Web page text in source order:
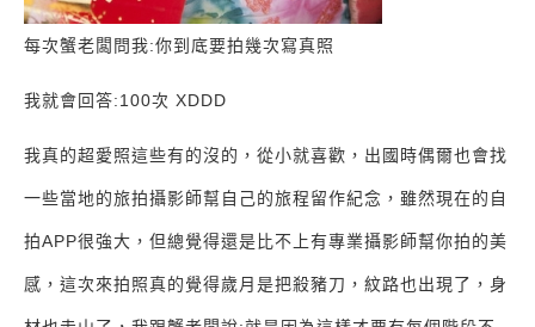
每次蟹老闆問我:你到底要拍幾次寫真照
我就會回答:100次 XDDD
我真的超愛照這些有的沒的，從小就喜歡，出國時偶爾也會找
一些當地的旅拍攝影師幫自己的旅程留作紀念，雖然現在的自
拍APP很強大，但總覺得還是比不上有專業攝影師幫你拍的美
感，這次來拍照真的覺得歲月是把殺豬刀，紋路也出現了，身